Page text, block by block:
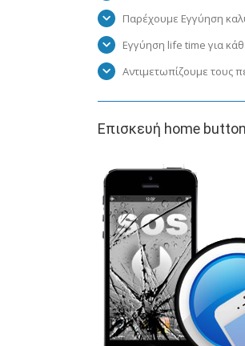
Παρέχουμε Εγγύηση
Εγγύηση life time για
Αντιμετωπίζουμε τους
Επισκευή home